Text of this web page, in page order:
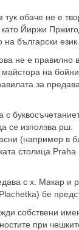
обаче не е
Йиржи
български език.
не е правилно
на
за
с
се използва рш.
(например в
столица
с х. Макар и
бе
собствени
при